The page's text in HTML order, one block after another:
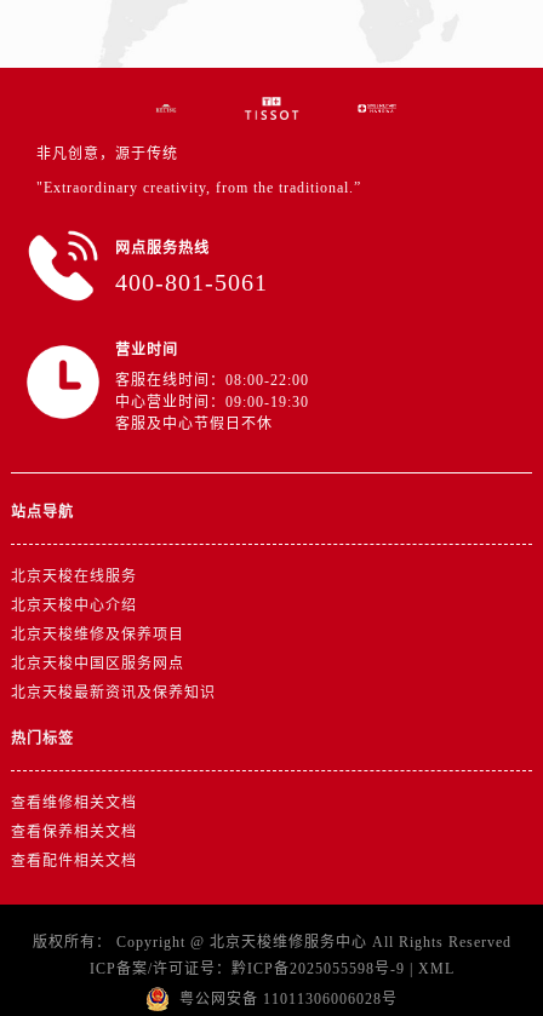
非凡创意，源于传统
"Extraordinary creativity, from the traditional.”
网点服务热线
400-801-5061
营业时间
客服在线时间：08:00-22:00
中心营业时间：09:00-19:30
客服及中心节假日不休
站点导航
北京天梭在线服务
北京天梭中心介绍
北京天梭维修及保养项目
北京天梭中国区服务网点
北京天梭最新资讯及保养知识
热门标签
查看维修相关文档
查看保养相关文档
查看配件相关文档
版权所有： Copyright @ 北京天梭维修服务中心 All Rights Reserved
ICP备案/许可证号： 黔ICP备2025055598号-9 | XML
粤公网安备 11011306006028号